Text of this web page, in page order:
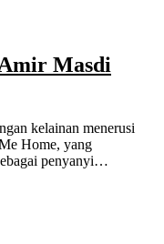
Masdi
kelainan menerusi
Home, yang
penyanyi…